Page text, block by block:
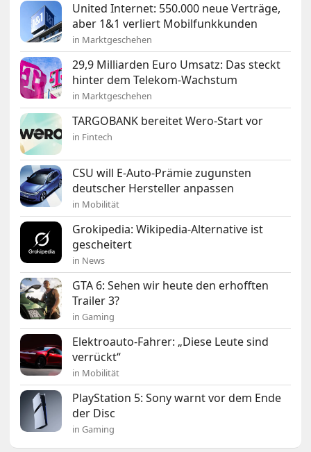
United Internet: 550.000 neue Verträge,
aber 1&1 verliert Mobilfunkkunden
in Marktgeschehen
29,9 Milliarden Euro Umsatz: Das steckt
hinter dem Telekom-Wachstum
in Marktgeschehen
TARGOBANK bereitet Wero-Start vor
in Fintech
CSU will E-Auto-Prämie zugunsten
deutscher Hersteller anpassen
in Mobilität
Grokipedia: Wikipedia-Alternative ist
gescheitert
in News
GTA 6: Sehen wir heute den erhofften
Trailer 3?
in Gaming
Elektroauto-Fahrer: „Diese Leute sind
verrückt“
in Mobilität
PlayStation 5: Sony warnt vor dem Ende
der Disc
in Gaming